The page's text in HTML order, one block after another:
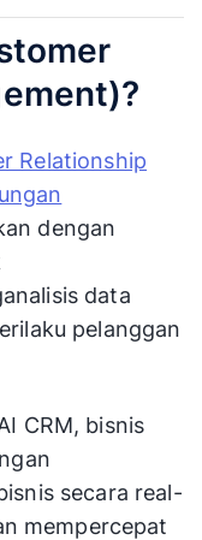
Relationship
dengan
data
pelanggan
CRM, bisnis
secara real-
mempercepat